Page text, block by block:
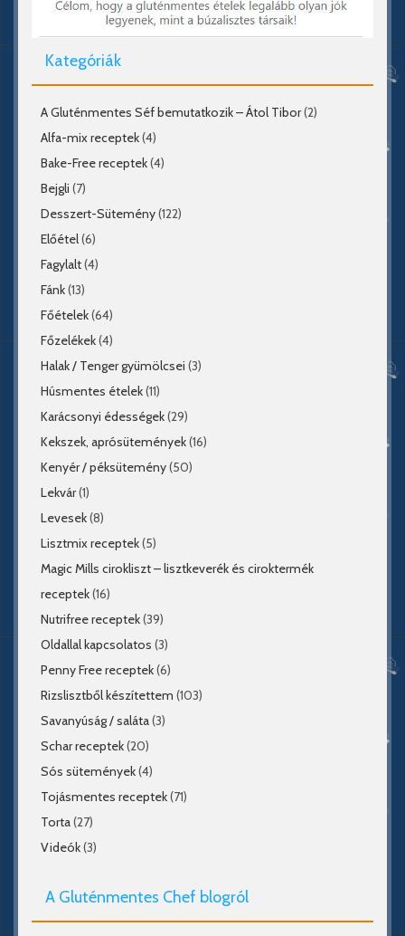
Kategóriák
A Gluténmentes Séf bemutatkozik – Átol Tibor(2)
Alfa-mix receptek(4)
Bake-Free receptek(4)
Bejgli (7)
Desszert-Sütemény(122)
Előétel(6)
Fagylalt(4)
Fánk(13)
Főételek(64)
Főzelékek(4)
Halak / Tenger gyümölcsei (3)
Húsmentes ételek(11)
Karácsonyi édességek(29)
Kekszek, aprósütemények(16)
Kenyér / péksütemény(50)
Lekvár(1)
Levesek(8)
Lisztmix receptek(5)
Magic Mills cirokliszt – lisztkeverék és ciroktermék
receptek(16)
Nutrifree receptek(39)
Oldallal kapcsolatos (3)
Penny Free receptek(6)
Rizslisztből készítettem (103)
Savanyúság / saláta(3)
Schar receptek(20)
Sós sütemények(4)
Tojásmentes receptek(71)
Torta(27)
Videók(3)
A Gluténmentes Chef blogról